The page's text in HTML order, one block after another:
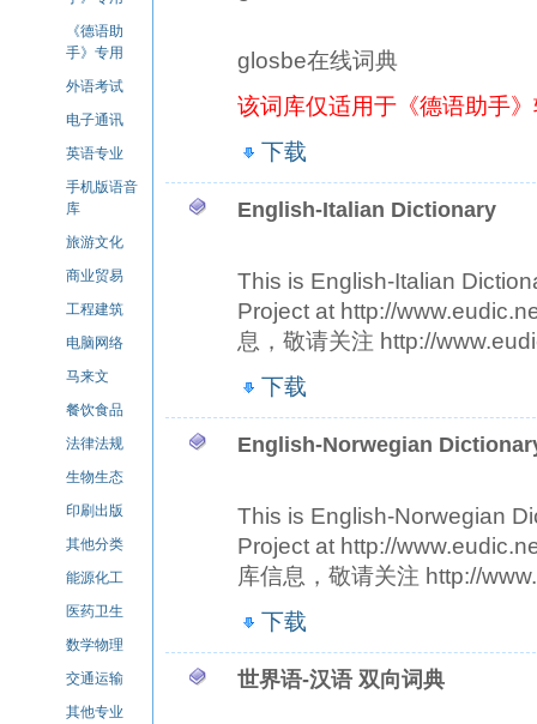
《德语助
手》专用
外语考试
电子通讯
英语专业
手机版语音
库
旅游文化
商业贸易
工程建筑
电脑网络
马来文
餐饮食品
法律法规
生物生态
印刷出版
其他分类
能源化工
医药卫生
数学物理
交通运输
其他专业
glosbe在线词典
该词库仅适用于《德语助手
下载
English-Italian Dictionary
This is English-Italian
Project at http://
息，敬请关注 http://
下载
English-Norwegian
This is English-Norwegian
Project at http://
库信息，敬请关注 http://
下载
世界语-汉语 双向词典